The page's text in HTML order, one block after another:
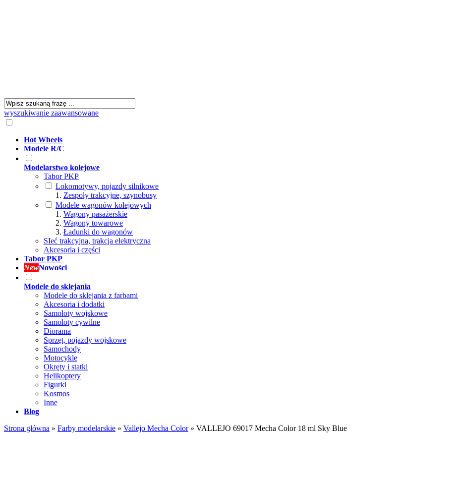
wyszukiwanie zaawansowane
Hot Wheels
Modele R/C
Modelarstwo kolejowe
Tabor PKP
Lokomotywy, pojazdy silnikowe
Zespoły trakcyjne, szynobusy
Modele wagonów kolejowych
Wagony pasażerskie
Wagony towarowe
Ładunki do wagonów
SIeć trakcyjna, trakcja elektryczna
Akcesoria i części
Tabor PKP
NewNowości
Modele do sklejania
Modele do sklejania z farbami
Akcesoria i dodatki
Samoloty wojskowe
Samoloty cywilne
Diorama
Sprzęt, pojazdy wojskowe
Samochody
Motocykle
Okręty i statki
Helikoptery
Figurki
Kosmos
Inne
Blog
Strona główna » Farby modelarskie » Vallejo Mecha Color» VALLEJO 69017 Mecha Color 18 ml Sky Blue